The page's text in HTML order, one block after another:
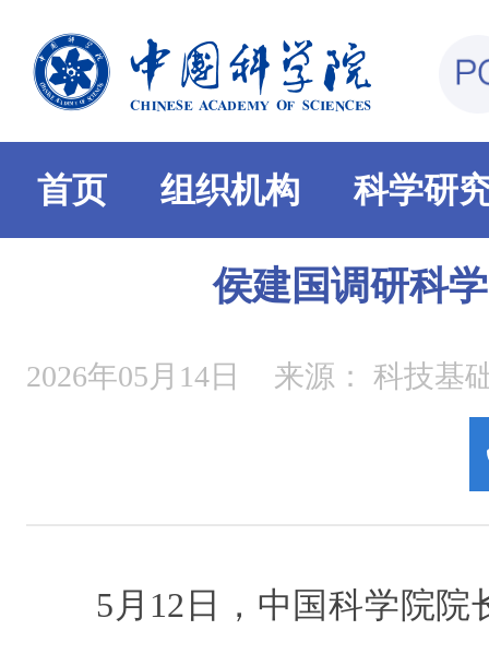
首页 组织机构 科学研
侯建国调研科
2026年05月14日 来源： 科技基
5月12日，中国科学院